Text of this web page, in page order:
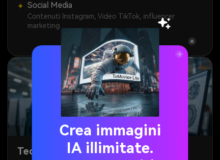
✦ Social Media
Contenuti Instagram, Video TikTok, influencer
marketing
Tecnologia & Sviluppo
Crea immagini
IA illimitate.